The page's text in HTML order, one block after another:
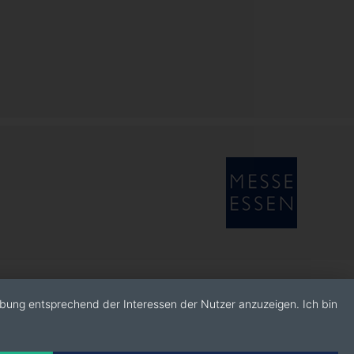
entsprechend der Interessen der Nutzer anzuzeigen. Ich bin